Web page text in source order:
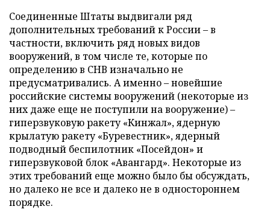
Соединенные Штаты выдвигали ряд
дополнительных требований к России – в
частности, включить ряд новых видов
вооружений, в том числе те, которые по
определению в СНВ изначально не
предусматривались. А именно – новейшие
российские системы вооружений (некоторые из
них даже еще не поступили на вооружение) –
гиперзвуковую ракету «Кинжал», ядерную
крылатую ракету «Буревестник», ядерный
подводный беспилотник «Посейдон» и
гиперзвуковой блок «Авангард». Некоторые из
этих требований еще можно было бы обсуждать,
но далеко не все и далеко не в одностороннем
порядке.